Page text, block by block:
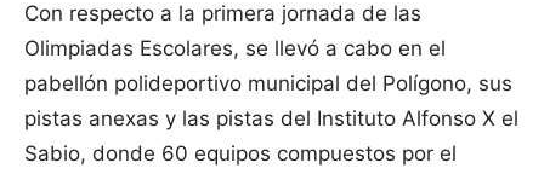
Con respecto a la primera jornada de las
Olimpiadas Escolares, se llevó a cabo en el
pabellón polideportivo municipal del Polígono, sus
pistas anexas y las pistas del Instituto Alfonso X el
Sabio, donde 60 equipos compuestos por el